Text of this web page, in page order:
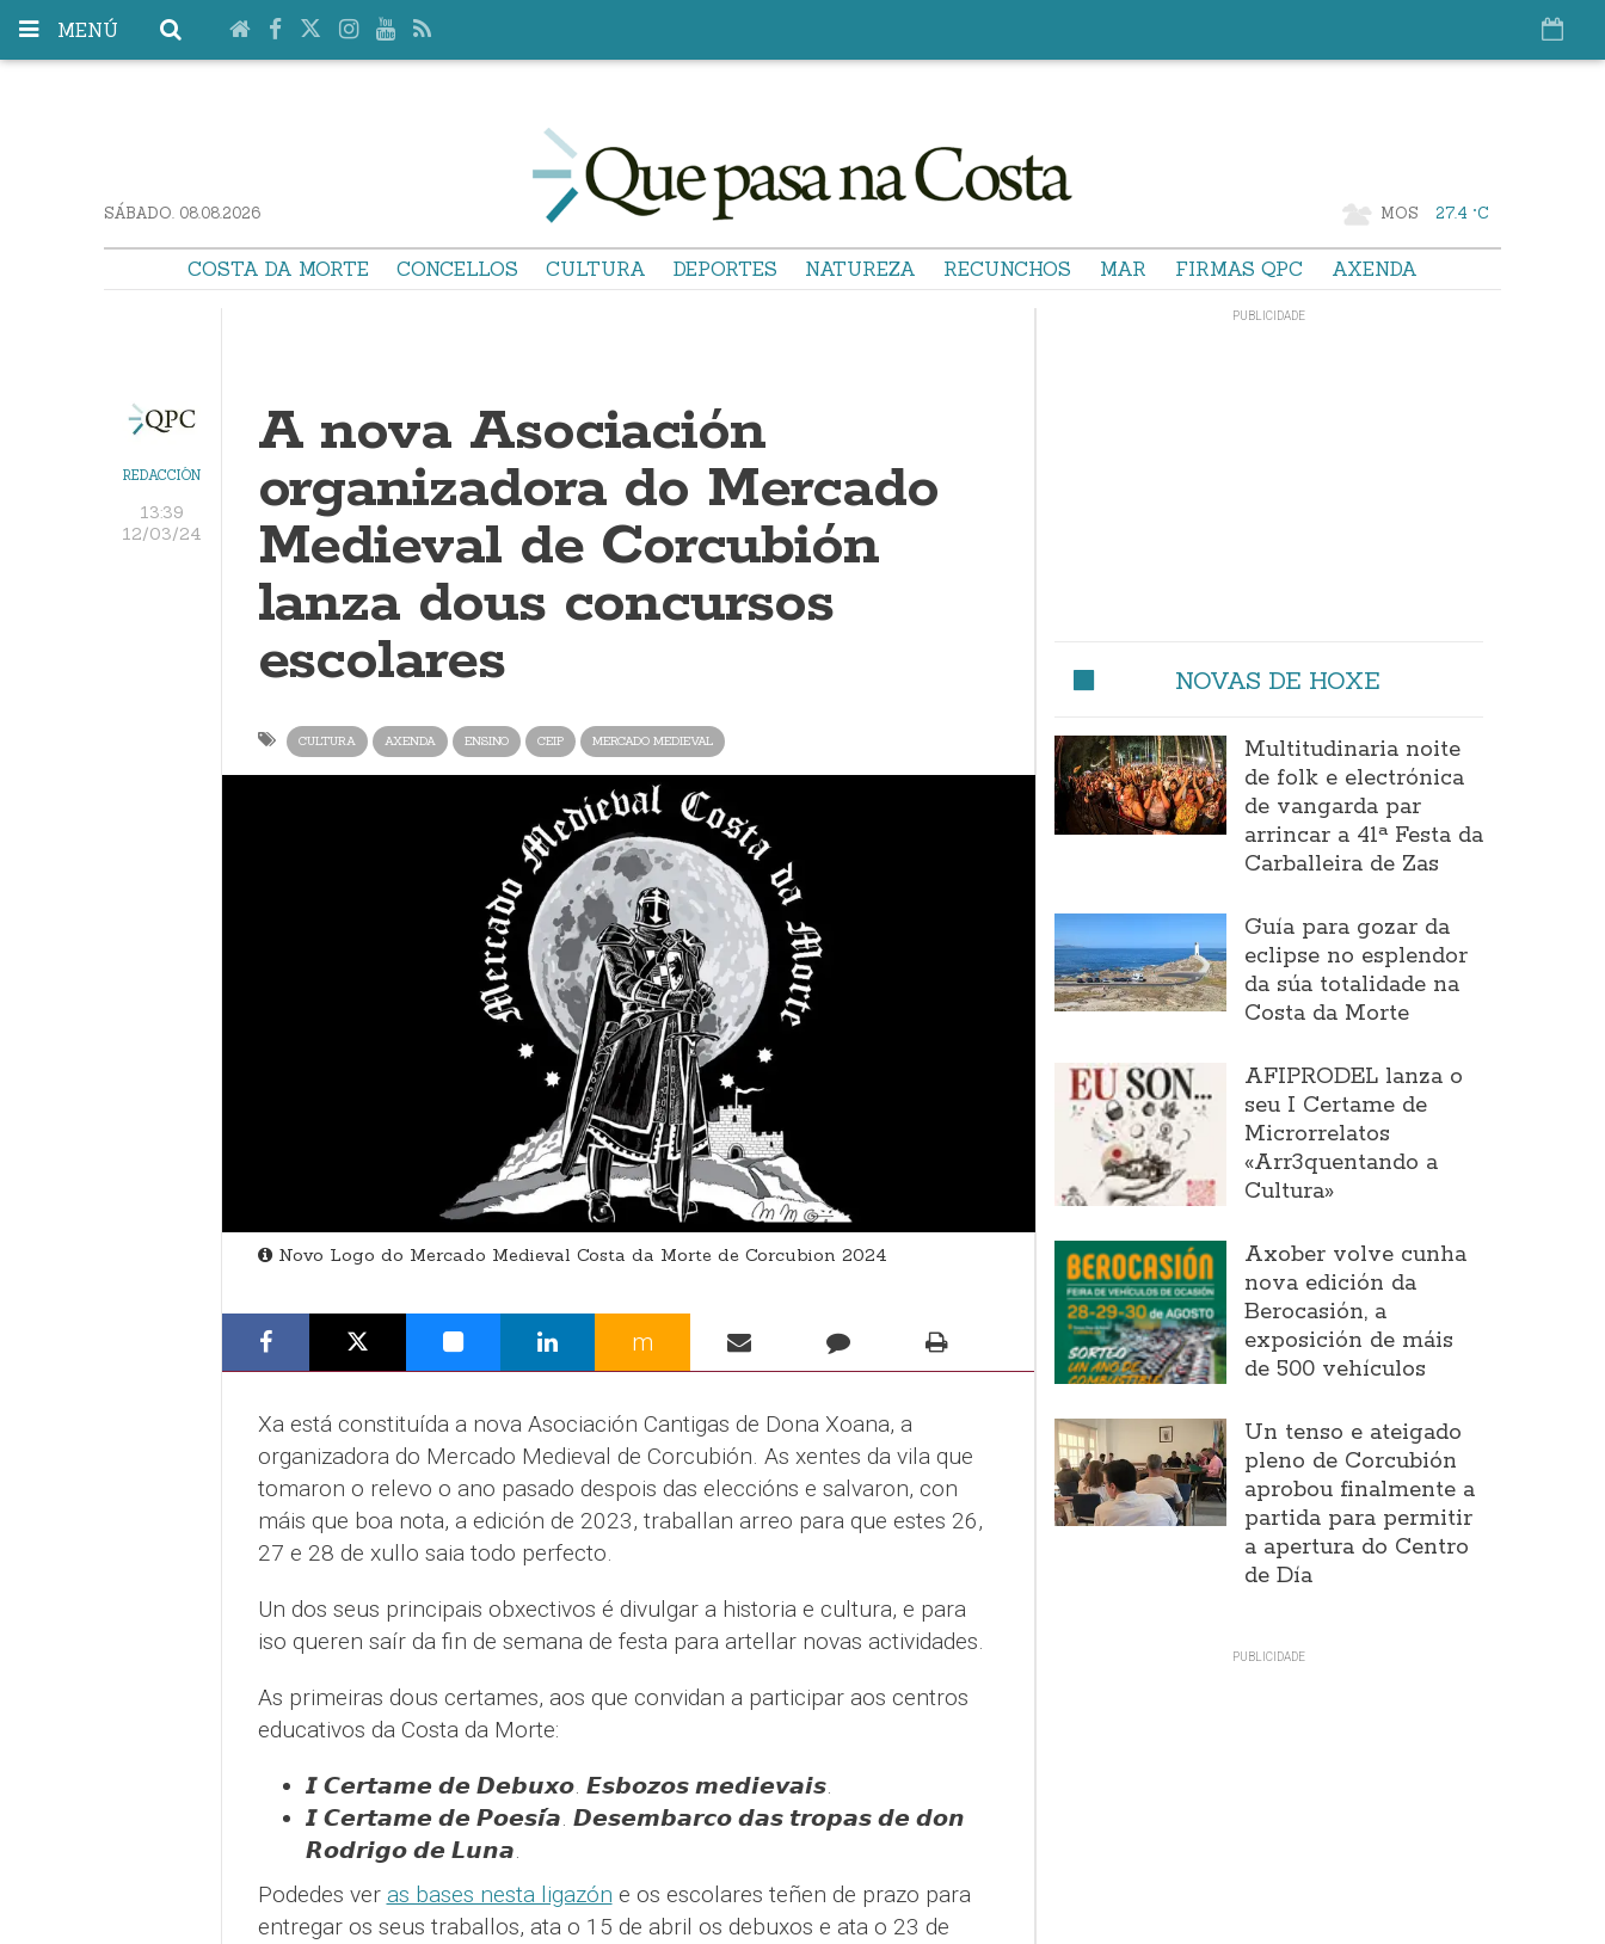
MENÚ
SÁBADO. 08.08.2026 MOS 27.4 °C
COSTA DA MORTE CONCELLOS CULTURA DEPORTES NATUREZA RECUNCHOS MAR FIRMAS QPC AXENDA
REDACCIÓN
13:39
12/03/24
A nova Asociación
organizadora do Mercado
Medieval de Corcubión
lanza dous concursos
escolares
CULTURA AXENDA ENSINO CEIP MERCADO MEDIEVAL
Novo Logo do Mercado Medieval Costa da Morte de Corcubion 2024
m
Xa está constituída a nova Asociación Cantigas de Dona Xoana, a
organizadora do Mercado Medieval de Corcubión. As xentes da vila que
tomaron o relevo o ano pasado despois das eleccións e salvaron, con
máis que boa nota, a edición de 2023, traballan arreo para que estes 26,
27 e 28 de xullo saia todo perfecto.
Un dos seus principais obxectivos é divulgar a historia e cultura, e para
iso queren saír da fin de semana de festa para artellar novas actividades.
As primeiras dous certames, aos que convidan a participar aos centros
educativos da Costa da Morte:
𝙄 𝘾𝙚𝙧𝙩𝙖𝙢𝙚 𝙙𝙚 𝘿𝙚𝙗𝙪𝙭𝙤. 𝙀𝙨𝙗𝙤𝙯𝙤𝙨 𝙢𝙚𝙙𝙞𝙚𝙫𝙖𝙞𝙨.
𝙄 𝘾𝙚𝙧𝙩𝙖𝙢𝙚 𝙙𝙚 𝙋𝙤𝙚𝙨𝙞́𝙖. 𝘿𝙚𝙨𝙚𝙢𝙗𝙖𝙧𝙘𝙤 𝙙𝙖𝙨 𝙩𝙧𝙤𝙥𝙖𝙨 𝙙𝙚 𝙙𝙤𝙣
𝙍𝙤𝙙𝙧𝙞𝙜𝙤 𝙙𝙚 𝙇𝙪𝙣𝙖.
Podedes ver as bases nesta ligazón e os escolares teñen de prazo para
entregar os seus traballos, ata o 15 de abril os debuxos e ata o 23 de
NOVAS DE HOXE
Multitudinaria noite
de folk e electrónica
de vangarda par
arrincar a 41ª Festa da
Carballeira de Zas
Guía para gozar da
eclipse no esplendor
da súa totalidade na
Costa da Morte
AFIPRODEL lanza o
seu I Certame de
Microrrelatos
«Arr3quentando a
Cultura»
Axober volve cunha
nova edición da
Berocasión, a
exposición de máis
de 500 vehículos
Un tenso e ateigado
pleno de Corcubión
aprobou finalmente a
partida para permitir
a apertura do Centro
de Día